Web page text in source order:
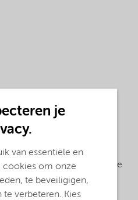
North America
1,3-diaminopropane
je
van essentiële en
cookies om onze
te beveiligigen,
te verbeteren. Kies